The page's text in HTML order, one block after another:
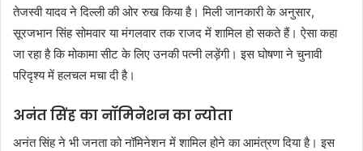
तेजस्वी यादव ने दिल्ली की ओर रुख किया है। मिली जानकारी के अनुसार,
सूरजभान सिंह सोमवार या मंगलवार तक राजद में शामिल हो सकते हैं। ऐसा कहा
जा रहा है कि मोकामा सीट के लिए उनकी पत्नी लड़ेंगी। इस घोषणा ने चुनावी
परिदृश्य में हलचल मचा दी है।
अनंत सिंह का नॉमिनेशन का न्योता
अनंत सिंह ने भी जनता को नॉमिनेशन में शामिल होने का आमंत्रण दिया है। इस